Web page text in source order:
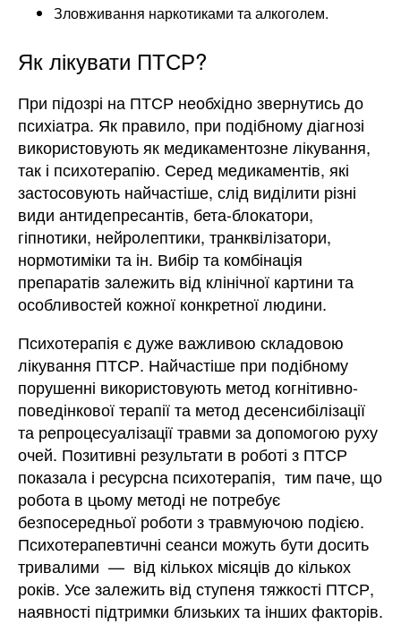
Зловживання наркотиками та алкоголем.
Як лікувати ПТСР?
При підозрі на ПТСР необхідно звернутись до
психіатра. Як правило, при подібному діагнозі
використовують як медикаментозне лікування,
так і психотерапію. Серед медикаментів, які
застосовують найчастіше, слід виділити різні
види антидепресантів, бета-блокатори,
гіпнотики, нейролептики, транквілізатори,
нормотиміки та ін. Вибір та комбінація
препаратів залежить від клінічної картини та
особливостей кожної конкретної людини.
Психотерапія є дуже важливою складовою
лікування ПТСР. Найчастіше при подібному
порушенні використовують метод когнітивно-
поведінкової терапії та метод десенсибілізації
та репроцесуалізації травми за допомогою руху
очей. Позитивні результати в роботі з ПТСР
показала і ресурсна психотерапія, тим паче, що
робота в цьому методі не потребує
безпосередньої роботи з травмуючою подією.
Психотерапевтичні сеанси можуть бути досить
тривалими — від кількох місяців до кількох
років. Усе залежить від ступеня тяжкості ПТСР,
наявності підтримки близьких та інших факторів.